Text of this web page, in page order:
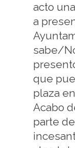
acto
a
sabe/
que
plaza
Acabo
parte